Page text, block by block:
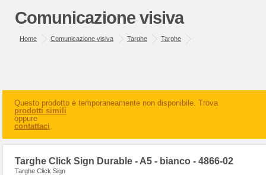
Comunicazione visiva
Home Comunicazione visiva Targhe Targhe
Questo prodotto è temporaneamente non disponibile. Trova
prodotti simili
oppure
contattaci
Targhe Click Sign Durable - A5 - bianco - 4866-02
Targhe Click Sign